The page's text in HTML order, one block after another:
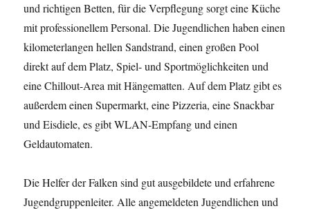
und richtigen Betten, für die Verpflegung sorgt eine Küche
mit professionellem Personal. Die Jugendlichen haben einen
kilometerlangen hellen Sandstrand, einen großen Pool
direkt auf dem Platz, Spiel- und Sportmöglichkeiten und
eine Chillout-Area mit Hängematten. Auf dem Platz gibt es
außerdem einen Supermarkt, eine Pizzeria, eine Snackbar
und Eisdiele, es gibt WLAN-Empfang und einen
Geldautomaten.
Die Helfer der Falken sind gut ausgebildete und erfahrene
Jugendgruppenleiter. Alle angemeldeten Jugendlichen und